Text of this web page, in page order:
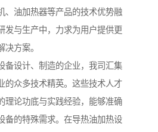
、油加热器等产品的技术优势融
发与生产中，力求为用户提供更
决方案。
备设计、制造的企业，我司汇集
的众多技术精英。这些技术人才
理论功底与实践经验，能够准确
备的特殊需求。在导热油加热设